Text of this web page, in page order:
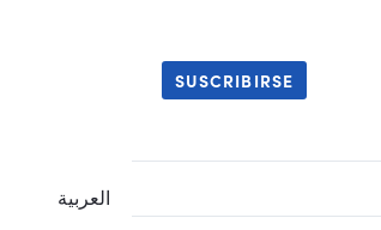
العربية
SUSCRIBIRSE